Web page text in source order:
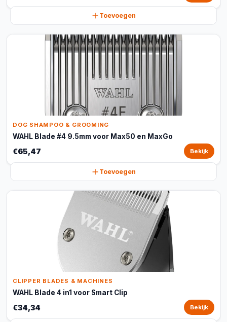
Toevoegen
DOG SHAMPOO & GROOMING
WAHL Blade #4 9.5mm voor Max50 en MaxGo
€65,47 Bekijk
Toevoegen
CLIPPER BLADES & MACHINES
WAHL Blade 4 in1 voor Smart Clip
€34,34 Bekijk